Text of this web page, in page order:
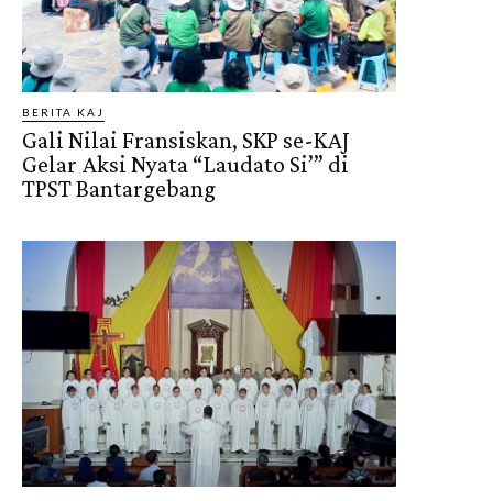
BERITA KAJ
Gali Nilai Fransiskan, SKP se-KAJ
Gelar Aksi Nyata “Laudato Si’” di
TPST Bantargebang